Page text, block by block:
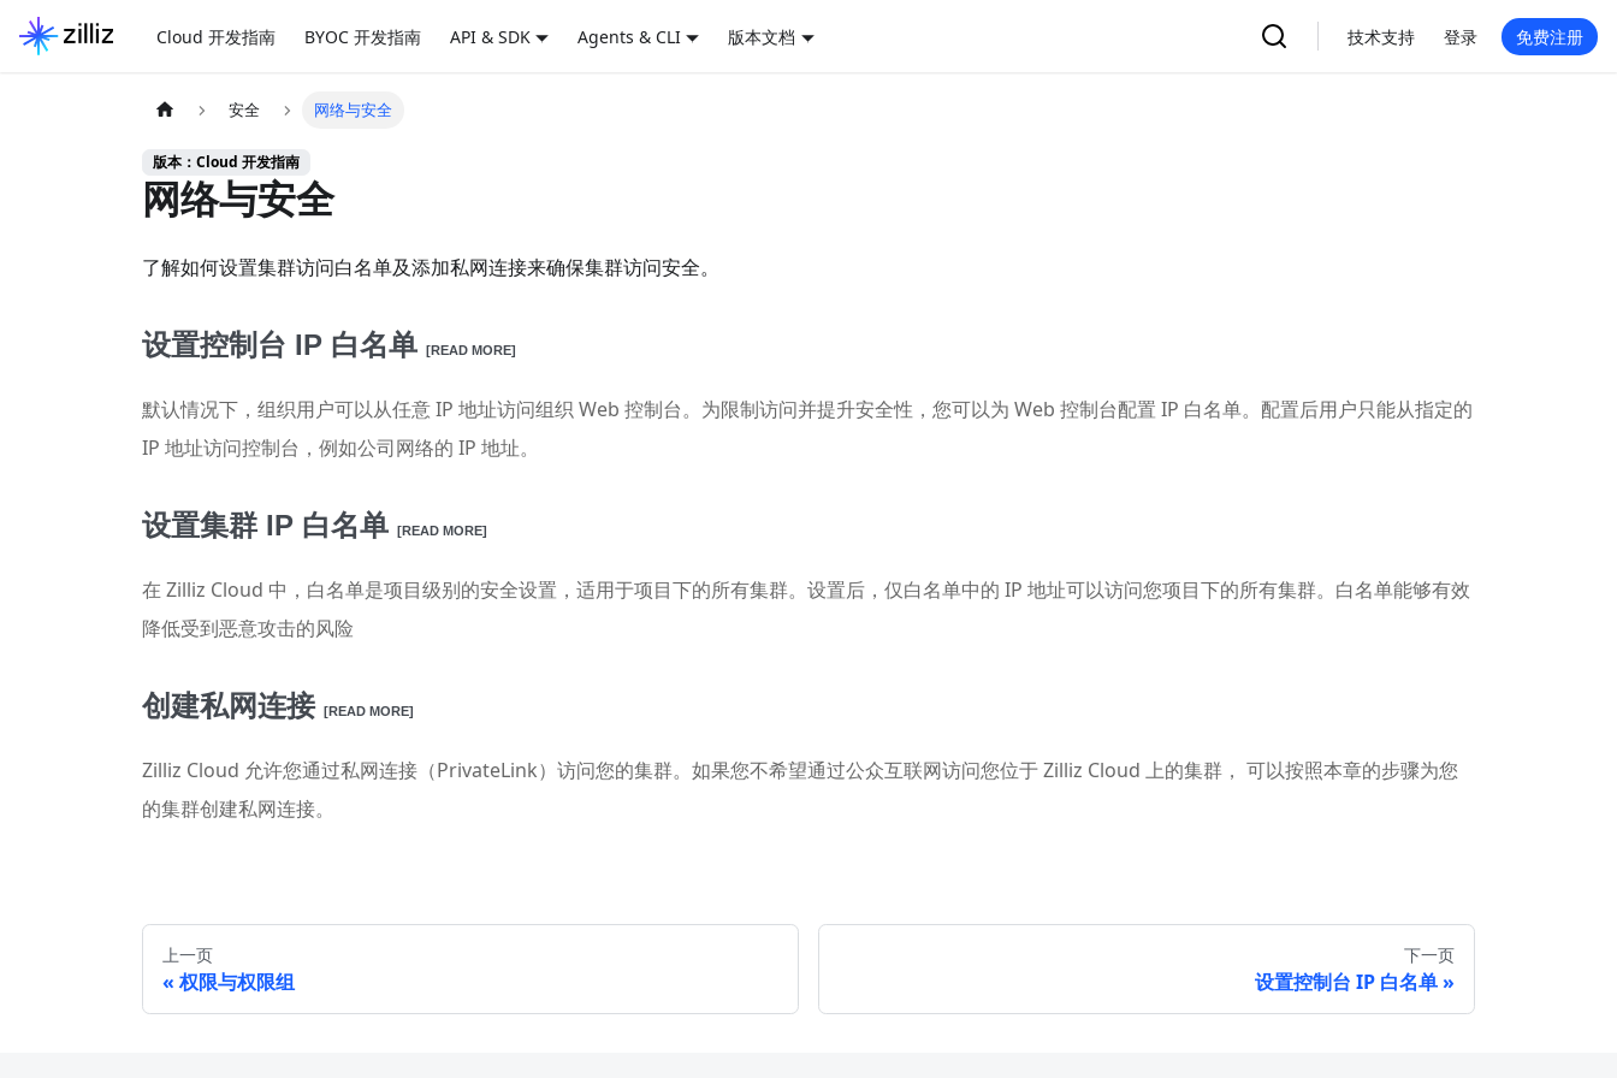
Cloud 开发指南 BYOC 开发指南 API & SDK Agents & CLI 版本文档 技术支持 登录 免费注册
安全 网络与安全
版本：Cloud 开发指南
网络与安全
了解如何设置集群访问白名单及添加私网连接来确保集群访问安全。
设置控制台 IP 白名单 [READ MORE]
默认情况下，组织用户可以从任意 IP 地址访问组织 Web 控制台。为限制访问并提升安全性，您可以为 Web 控制台配置 IP 白名单。配置后用户只能从指定的
IP 地址访问控制台，例如公司网络的 IP 地址。
设置集群 IP 白名单 [READ MORE]
在 Zilliz Cloud 中，白名单是项目级别的安全设置，适用于项目下的所有集群。设置后，仅白名单中的 IP 地址可以访问您项目下的所有集群。白名单能够有效
降低受到恶意攻击的风险
创建私网连接 [READ MORE]
Zilliz Cloud 允许您通过私网连接（PrivateLink）访问您的集群。如果您不希望通过公众互联网访问您位于 Zilliz Cloud 上的集群， 可以按照本章的步骤为您
的集群创建私网连接。
上一页
权限与权限组
下一页
设置控制台 IP 白名单